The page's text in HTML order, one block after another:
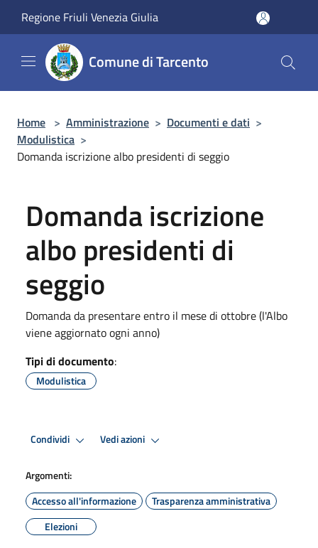
Regione Friuli Venezia Giulia
Comune di Tarcento
Home > Amministrazione > Documenti e dati >
Modulistica >
Domanda iscrizione albo presidenti di seggio
Domanda iscrizione
albo presidenti di
seggio
Domanda da presentare entro il mese di ottobre (l'Albo
viene aggiornato ogni anno)
Tipi di documento:
Modulistica
Condividi Vedi azioni
Argomenti:
Accesso all'informazione
Trasparenza amministrativa
Elezioni